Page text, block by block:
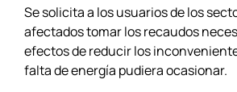
Se solicita a los usuarios de los
afectados tomar los recaudos
efectos de reducir los
falta de energía pudiera ocasionar.